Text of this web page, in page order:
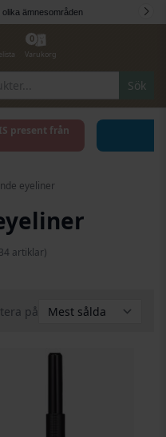
ämnesområden
Sök
0
Varukorg
present från
eyeliner
34 artiklar
på